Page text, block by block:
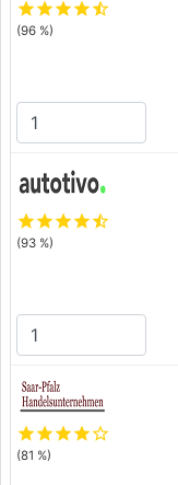
starstarstarstarstar_half
(96 %)
starstarstarstarstar_half
(93 %)
starstarstarstarstar_outline
(81 %)